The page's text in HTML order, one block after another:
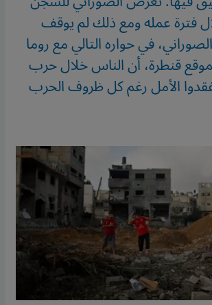
عمله ومع ذلك لم يوقف
في حواره التالي مع روما
قنطرة، أن الناس خلال حرب
الأمل رغم كل ظروف الحرب